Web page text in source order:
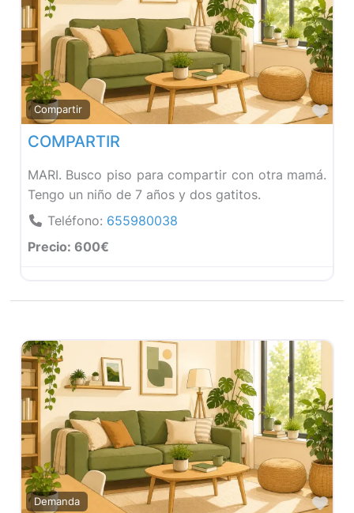
Compartir
COMPARTIR
MARI. Busco piso para compartir con otra mamá.
Tengo un niño de 7 años y dos gatitos.
Teléfono: 655980038
Precio: 600€
Demanda